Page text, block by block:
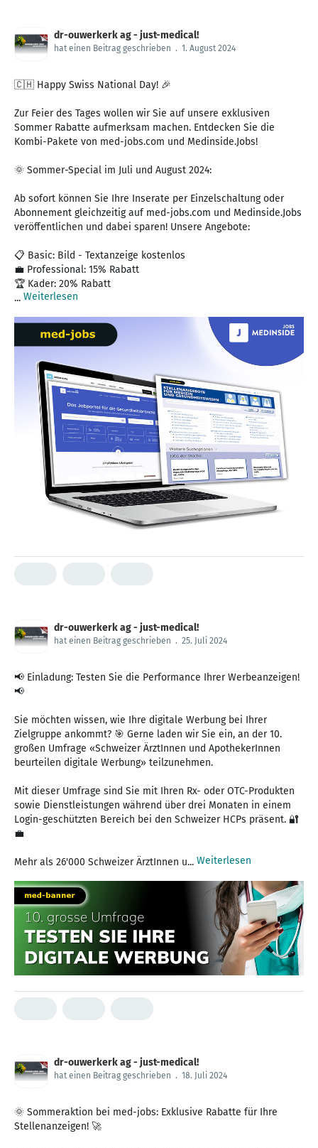
dr-ouwerkerk ag - just-medical!
hat einen Beitrag geschrieben . 1. August 2024
🇨🇭 Happy Swiss National Day! 🎉
Zur Feier des Tages wollen wir Sie auf unsere exklusiven
Sommer Rabatte aufmerksam machen. Entdecken Sie die
Kombi-Pakete von med-jobs.com und Medinside.Jobs!
🌞 Sommer-Special im Juli und August 2024:
Ab sofort können Sie Ihre Inserate per Einzelschaltung oder
Abonnement gleichzeitig auf med-jobs.com und Medinside.Jobs
veröffentlichen und dabei sparen! Unsere Angebote:
📋 Basic: Bild - Textanzeige kostenlos
💼 Professional: 15% Rabatt
🏆 Kader: 20% Rabatt
... Weiterlesen
dr-ouwerkerk ag - just-medical!
hat einen Beitrag geschrieben . 25. Juli 2024
📢 Einladung: Testen Sie die Performance Ihrer Werbeanzeigen!
📢
Sie möchten wissen, wie Ihre digitale Werbung bei Ihrer
Zielgruppe ankommt? 🎯 Gerne laden wir Sie ein, an der 10.
großen Umfrage «Schweizer ÄrztInnen und ApothekerInnen
beurteilen digitale Werbung» teilzunehmen.
Mit dieser Umfrage sind Sie mit Ihren Rx- oder OTC-Produkten
sowie Dienstleistungen während über drei Monaten in einem
Login-geschützten Bereich bei den Schweizer HCPs präsent. 🔐
💼
Mehr als 26'000 Schweizer ÄrztInnen u... Weiterlesen
dr-ouwerkerk ag - just-medical!
hat einen Beitrag geschrieben . 18. Juli 2024
🌞 Sommeraktion bei med-jobs: Exklusive Rabatte für Ihre
Stellenanzeigen! 🚀